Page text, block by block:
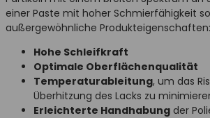
einer Paste mit hoher Schmierfähigkeit
außergewöhnliche Produkteigenschaften:
Hohe Schleifkraft
Optimale Oberflächenqualität
Temperaturableitung, um das
Überhitzung des Lacks zu
Erleichterte Handhabung der